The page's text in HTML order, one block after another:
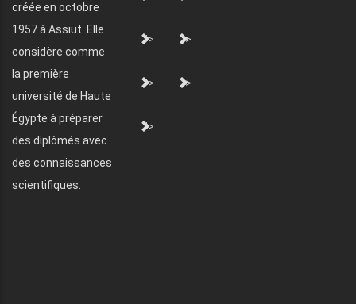
créée en octobre
1957 à Assiut. Elle
considère comme
la première
université de Haute
Égypte à préparer
des diplômés avec
des connaissances
scientifiques.
"> ">
"> ">
">